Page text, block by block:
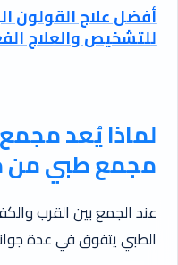
أفضل علاج القولون
للتشخيص والعلاج
لماذا يُعد مجمع
مجمع طبي من
عند الجمع بين القرب
الطبي يتفوق في عدة